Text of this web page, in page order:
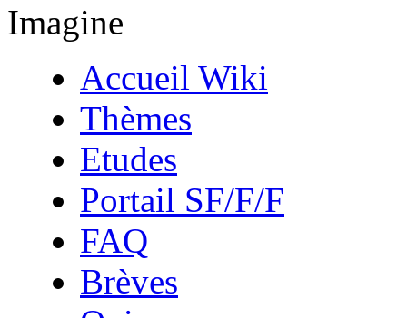
Imagine
Accueil Wiki
Thèmes
Etudes
Portail SF/F/F
FAQ
Brèves